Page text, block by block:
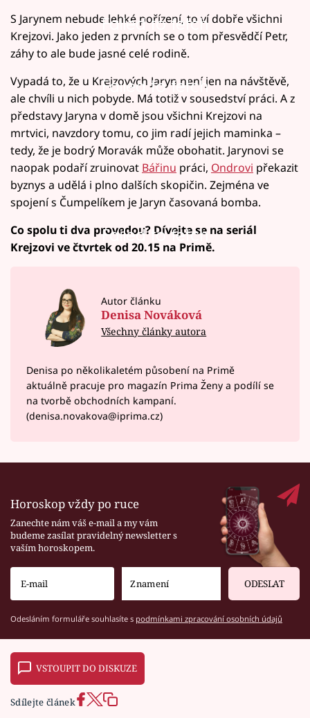
Failed to fetch
S Jarynem nebude lehké pořízení, to ví dobře všichni
Krejzovi. Jako jeden z prvních se o tom přesvědčí Petr,
záhy to ale bude jasné celé rodině.
Failed to fetch
Vypadá to, že u Krejzových Jaryn není jen na návštěvě,
ale chvíli u nich pobyde. Má totiž v sousedství práci. A z
představy Jaryna v domě jsou všichni Krejzovi na
mrtvici, navzdory tomu, co jim radí jejich maminka –
tedy, že je bodrý Moravák může obohatit. Jarynovi se
naopak podaří zruinovat Bářinu práci, Ondrovi překazit
byznys a udělá i plno dalších skopičin. Zejména ve
spojení s Čumpelíkem je Jaryn časovaná bomba.
Failed to fetch
Co spolu ti dva provedou? Dívejte se na seriál
Krejzovi ve čtvrtek od 20.15 na Primě.
Autor článku
Denisa Nováková
Všechny články autora
Denisa po několikaletém působení na Primě
aktuálně pracuje pro magazín Prima Ženy a podílí se
na tvorbě obchodních kampaní.
(denisa.novakova@iprima.cz)
Horoskop vždy po ruce
Zanechte nám váš e-mail a my vám
budeme zasílat pravidelný newsletter s
vaším horoskopem.
ODESLAT
Odesláním formuláře souhlasíte s podmínkami zpracování osobních údajů
VSTOUPIT DO DISKUZE
Sdílejte článek